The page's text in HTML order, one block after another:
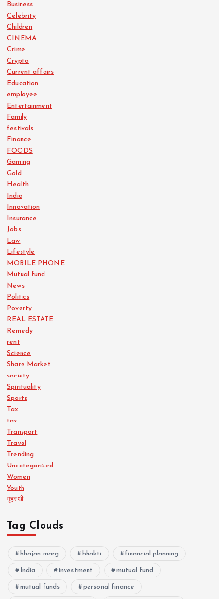
Business
Celebrity
Children
CINEMA
Crime
Crypto
Current affairs
Education
employee
Entertainment
Family
festivals
Finance
FOODS
Gaming
Gold
Health
India
Innovation
Insurance
Jobs
Law
Lifestyle
MOBILE PHONE
Mutual fund
News
Politics
Poverty
REAL ESTATE
Remedy
rent
Science
Share Market
society
Spirituality
Sports
Tax
tax
Transport
Travel
Trending
Uncategorized
Women
Youth
गृहस्थी
Tag Clouds
bhajan marg bhakti financial planning
India investment mutual fund
mutual funds personal finance